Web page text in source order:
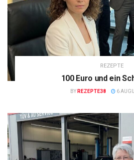
REZEPTE
100 Euro und ein
BY REZEPTE38 6